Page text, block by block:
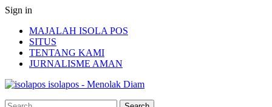
Sign in
MAJALAH ISOLA POS
SITUS
TENTANG KAMI
JURNALISME AMAN
isolapos - Menolak Diam